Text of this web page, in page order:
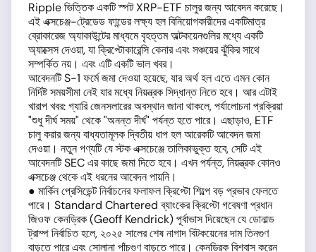
Ripple ভিত্তিক একটি স্পট XRP-ETF চালুর জন্য আবেদন করেছে।
এই এক্সচেঞ্জ-ট্রেডেড ফান্ডের লক্ষ্য হল বিনিয়োগকারীদের একটিমাত্র
ব্রোকারেজ অ্যাকাউন্টের মাধ্যমে বৃহত্তম অল্টকয়েনগুলির মধ্যে একটি
অ্যাক্সেস দেওয়া, যা ক্রিপ্টোকারেন্সি কেনার এবং সঞ্চয়ের ঝুঁকির সাথে
সম্পর্কিত নয়। এবং এটি একটি ভাল খবর।
আবেদনটি S-1 ফর্মে জমা দেওয়া হয়েছে, যার অর্থ হল এতে এমন কোন
নির্দিষ্ট সময়সীমা নেই যার মধ্যে নিয়ন্ত্রক সিদ্ধান্ত নিতে হবে। আর এটাই
খারাপ খবর: গ্যারি জেনসলারের অবস্থান জানা থাকলে, পর্যালোচনা প্রক্রিয়া
"শুধু দীর্ঘ সময়" থেকে "অনন্ত দীর্ঘ" পর্যন্ত হতে পারে। এছাড়াও, ETF
চালু করার জন্য বাধ্যতামূলক দ্বিতীয় ধাপ হল আরেকটি আবেদন জমা
দেওয়া। নতুন পণ্যটি যে স্টক এক্সচেঞ্জে তালিকাভুক্ত হবে, সেটি এই
আবেদনটি SEC এর কাছে জমা দিতে হবে। এখন পর্যন্ত, নিয়ন্ত্রক কোনও
এক্সচেঞ্জ থেকে এই ধরনের আবেদন পায়নি।
● মার্কিন প্রেসিডেন্ট নির্বাচনের ফলাফল ক্রিপ্টো শিল্পে বড় প্রভাব ফেলতে
পারে। Standard Chartered ব্যাংকের ক্রিপ্টো গবেষণা প্রধান
জিওফ কেনড্রিক (Geoff Kendrick) পূর্বাভাস দিয়েছেন যে ডোনাল্ড
ট্রাম্প নির্বাচিত হলে, ২০২৫ সালের শেষ নাগাদ বিটকয়েনের দাম তিনগুণ
বাড়তে পারে এবং সোলানা পাঁচগুণ বাড়তে পারে। কেনড্রিক বিশ্বাস করেন